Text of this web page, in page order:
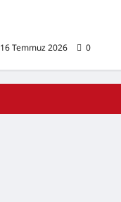
16 Temmuz 2026 0